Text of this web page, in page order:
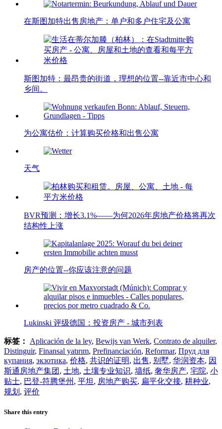
在斯图加特出售房地产：单户和多户住宅及公寓
斯图加特：最昂贵的街道，理想的位置--靠近市中心和
乡间。
为公寓估价：计算购买价格和出售公寓
天气
BVR预测：增长3.1%——为何2026年房地产价格将再次
结构性上涨
房产的位置--你应该注意的问题
Lukinski 评级德国：投资房产 - 城市列表
标签： Aplicación de la ley, Bewijs van Werk, Contrato de alquiler,
Distinguir, Finansal yatırım, Prefinanciación, Reformar, Пруд для
купания, экзотика, 价格, 共识的证明, 出售, 别墅, 华润资本, 因
斯通房地产集团 , 土地, 土壤专业知识, 墙纸, 奢华房产, 宅院, 小
贴士, 巴登-符腾堡州 , 平坦 , 房地产购买, 扁平化交接, 耕种业,
规划 , 评价
Share this entry